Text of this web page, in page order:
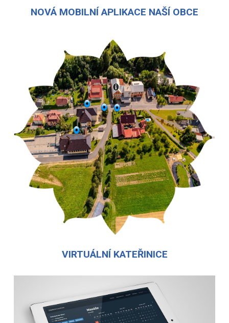
NOVÁ MOBILNÍ APLIKACE NAŠÍ OBCE
VIRTUÁLNÍ KATEŘINICE